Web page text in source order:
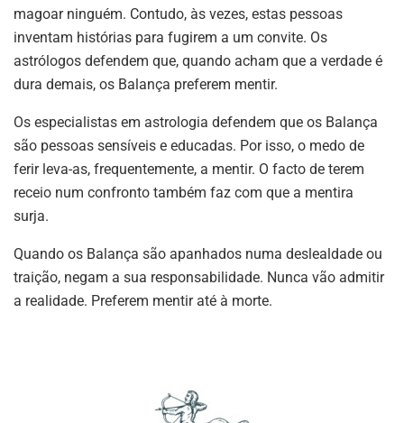
magoar ninguém. Contudo, às vezes, estas pessoas
inventam histórias para fugirem a um convite. Os
astrólogos defendem que, quando acham que a verdade é
dura demais, os Balança preferem mentir.
Os especialistas em astrologia defendem que os Balança
são pessoas sensíveis e educadas. Por isso, o medo de
ferir leva-as, frequentemente, a mentir. O facto de terem
receio num confronto também faz com que a mentira
surja.
Quando os Balança são apanhados numa deslealdade ou
traição, negam a sua responsabilidade. Nunca vão admitir
a realidade. Preferem mentir até à morte.